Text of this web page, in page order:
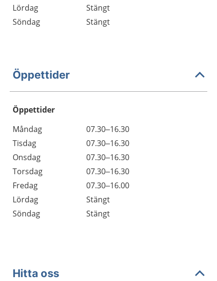
Lördag
Stängt
Söndag
Stängt
Öppettider
Öppettider
Dag
Öppettider
Kommentarer
Måndag
07.30–16.30
Tisdag
07.30–16.30
Onsdag
07.30–16.30
Torsdag
07.30–16.30
Fredag
07.30–16.00
Lördag
Stängt
Söndag
Stängt
Hitta oss